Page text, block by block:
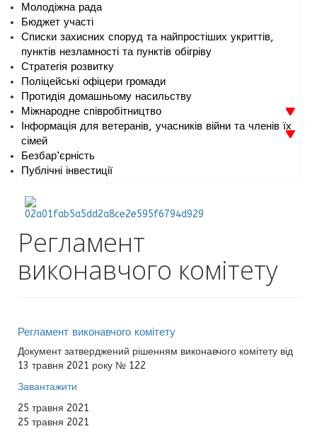
Молодіжна рада
Бюджет участі
Списки захисних споруд та найпростіших укриттів,
пунктів незламності та пунктів обігріву
Стратегія розвитку
Поліцейські офіцери громади
Протидія домашньому насильству
Міжнародне співробітництво
Інформація для ветеранів, учасників війни та членів їх
сімей
Безбар’єрність
Публічні інвестиції
Регламент
виконавчого комітету
Регламент виконавчого комітету
Документ затверджений рішенням виконавчого комітету від
13 травня 2021 року № 122
Завантажити
25 травня 2021
25 травня 2021